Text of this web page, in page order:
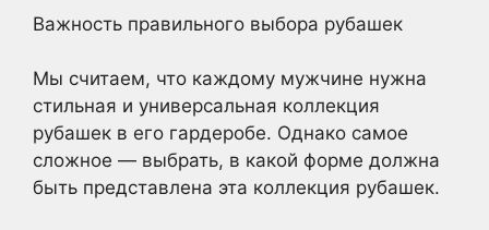
Важность правильного выбора рубашек
Мы считаем, что каждому мужчине нужна
стильная и универсальная коллекция
рубашек в его гардеробе. Однако самое
сложное — выбрать, в какой форме должна
быть представлена эта коллекция рубашек.